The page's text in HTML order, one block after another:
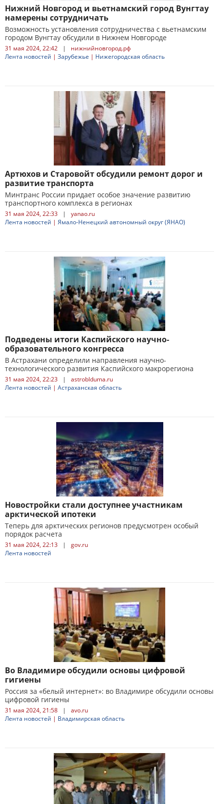
Нижний Новгород и вьетнамский город Вунгтау
намерены сотрудничать
Возможность установления сотрудничества с вьетнамским
городом Вунгтау обсудили в Нижнем Новгороде
31 мая 2024, 22:42 |
нижнийновгород.рф
Лента новостей | Зарубежье | Нижегородская область
Артюхов и Старовойт обсудили ремонт дорог и
развитие транспорта
Минтранс России придает особое значение развитию
транспортного комплекса в регионах
31 мая 2024, 22:33 |
yanao.ru
Лента новостей | Ямало-Ненецкий автономный округ (ЯНАО)
Подведены итоги Каспийского научно-
образовательного конгресса
В Астрахани определили направления научно-
технологического развития Каспийского макрорегиона
31 мая 2024, 22:23 |
astroblduma.ru
Лента новостей | Астраханская область
Новостройки стали доступнее участникам
арктической ипотеки
Теперь для арктических регионов предусмотрен особый
порядок расчета
31 мая 2024, 22:13 |
gov.ru
Лента новостей
Во Владимире обсудили основы цифровой
гигиены
Россия за «белый интернет»: во Владимире обсудили основы
цифровой гигиены
31 мая 2024, 21:58 |
avo.ru
Лента новостей | Владимирская область